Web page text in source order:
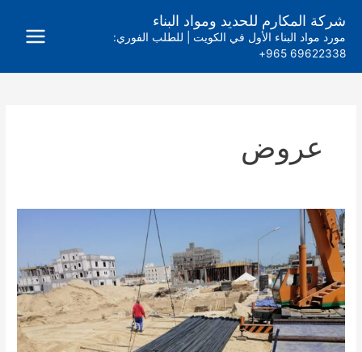
المحتوى
شركة المكارم للحديد ومواد البناء
مورد مواد البناء الأول في الكويت | للطلب الفوري:
69622338 965+
عروض
خدمة
البيع
اون
لاين
–
اثناء
عطلة
كورونا